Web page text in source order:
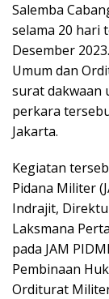
Salemba
selama 20 hari
Desember
Umum dan
surat dakwaan
perkara
Jakarta.
Kegiatan
Pidana Militer
Indrajit,
Laksmana
pada JAM
Pembinaan
Orditurat